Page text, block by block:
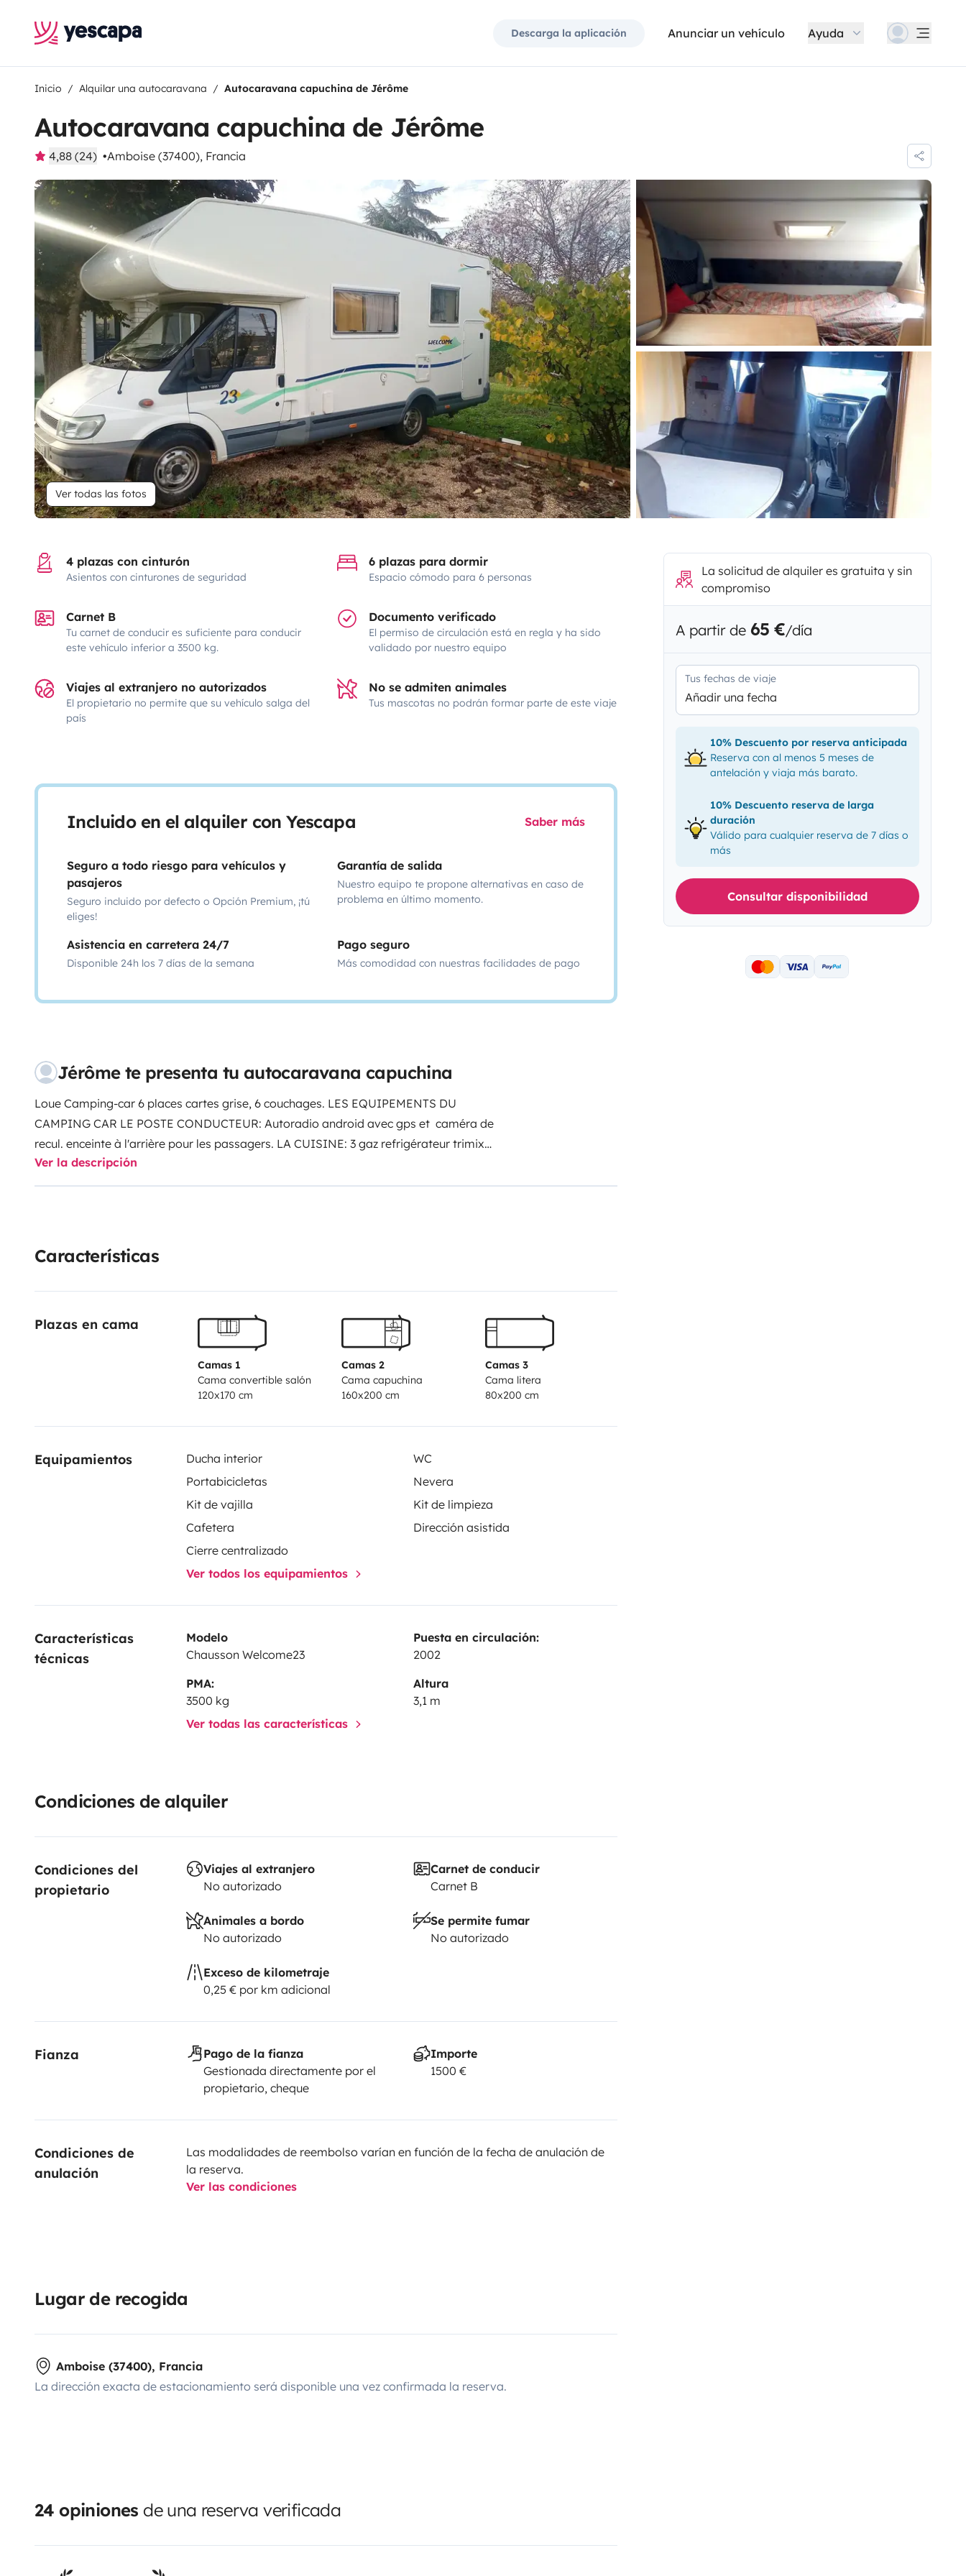
Descarga la aplicación Anunciar un vehículo Ayuda
Inicio Alquilar una autocaravana Autocaravana capuchina de Jérôme
Autocaravana capuchina de Jérôme
4,88 (24) Amboise (37400), Francia
Ver todas las fotos
4 plazas con cinturón
Asientos con cinturones de seguridad
6 plazas para dormir
Espacio cómodo para 6 personas
Carnet B
Tu carnet de conducir es suficiente para conducir
este vehículo inferior a 3500 kg.
Documento verificado
El permiso de circulación está en regla y ha sido
validado por nuestro equipo
Viajes al extranjero no autorizados
El propietario no permite que su vehículo salga del
país
No se admiten animales
Tus mascotas no podrán formar parte de este viaje
Incluido en el alquiler con Yescapa Saber más
Seguro a todo riesgo para vehículos y
pasajeros
Seguro incluido por defecto o Opción Premium, ¡tú
eliges!
Garantía de salida
Nuestro equipo te propone alternativas en caso de
problema en último momento.
Asistencia en carretera 24/7
Disponible 24h los 7 días de la semana
Pago seguro
Más comodidad con nuestras facilidades de pago
Jérôme te presenta tu autocaravana capuchina
Loue Camping-car 6 places cartes grise, 6 couchages. LES EQUIPEMENTS DU
CAMPING CAR LE POSTE CONDUCTEUR: Autoradio android avec gps et caméra de
recul. enceinte à l'arrière pour les passagers. LA CUISINE: 3 gaz refrigérateur trimix
(élictricité gaz batterie) avec freezer
couchages permanents: Un lit mezzanine double 160*200 Deux lits supperposés
camping-car n'est pas neuf mais idéal pour une première expérience avec ou sans
Ver la descripción
Características
Plazas en cama
Camas 1
Cama convertible salón
120x170 cm
Camas 2
Cama capuchina
160x200 cm
Camas 3
Cama litera
80x200 cm
Equipamientos Ducha interior
WC
Portabicicletas
Nevera
Kit de vajilla
Kit de limpieza
Cafetera
Dirección asistida
Cierre centralizado
Ver todos los equipamientos
Características
técnicas
Modelo
Chausson Welcome23
Puesta en circulación:
2002
PMA:
3500 kg
Altura
3,1 m
Ver todas las características
Condiciones de alquiler
Condiciones del
propietario
Viajes al extranjero
No autorizado
Carnet de conducir
Carnet B
Animales a bordo
No autorizado
Se permite fumar
No autorizado
Exceso de kilometraje
0,25 € por km adicional
Fianza
Pago de la fianza
Gestionada directamente por el
propietario, cheque
Importe
1500 €
Condiciones de
anulación
Las modalidades de reembolso varían en función de la fecha de anulación de
la reserva.
Ver las condiciones
Lugar de recogida
Amboise (37400), Francia
La dirección exacta de estacionamiento será disponible una vez confirmada la reserva.
24 opiniones de una reserva verificada
La solicitud de alquiler es gratuita y sin
compromiso
A partir de 65 €/día
Tus fechas de viaje
Añadir una fecha
10% Descuento por reserva anticipada
Reserva con al menos 5 meses de
antelación y viaja más barato.
10% Descuento reserva de larga
duración
Válido para cualquier reserva de 7 días o
más
Consultar disponibilidad